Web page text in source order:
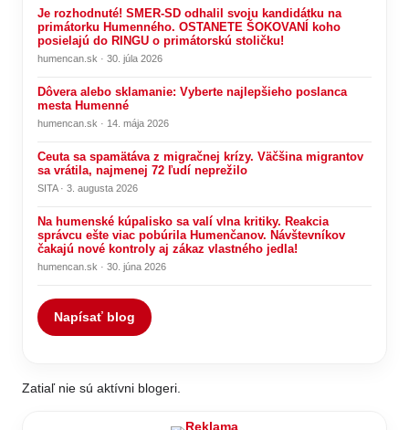
Je rozhodnuté! SMER-SD odhalil svoju kandidátku na
primátorku Humenného. OSTANETE ŠOKOVANÍ koho
posielajú do RINGU o primátorskú stoličku!
humencan.sk · 30. júla 2026
Dôvera alebo sklamanie: Vyberte najlepšieho poslanca
mesta Humenné
humencan.sk · 14. mája 2026
Ceuta sa spamätáva z migračnej krízy. Väčšina migrantov
sa vrátila, najmenej 72 ľudí neprežilo
SITA · 3. augusta 2026
Na humenské kúpalisko sa valí vlna kritiky. Reakcia
správcu ešte viac pobúrila Humenčanov. Návštevníkov
čakajú nové kontroly aj zákaz vlastného jedla!
humencan.sk · 30. júna 2026
Napísať blog
Zatiaľ nie sú aktívni blogeri.